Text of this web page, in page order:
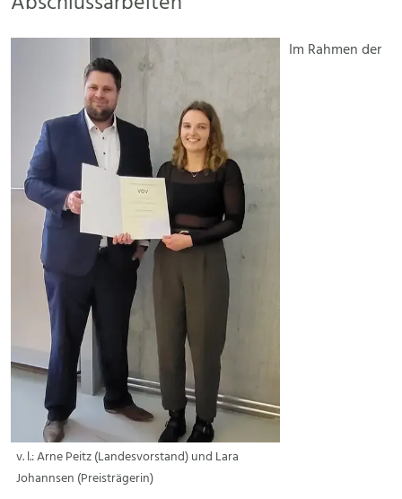
v. l.: Arne Peitz (Landesvorstand) und Lara
Johannsen (Preisträgerin)
Im Rahmen der